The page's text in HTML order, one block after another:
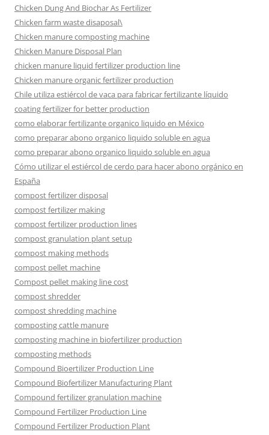
Chicken Dung And Biochar As Fertilizer
Chicken farm waste disaposal\
Chicken manure composting machine
Chicken Manure Disposal Plan
chicken manure liquid fertilizer production line
Chicken manure organic fertilizer production
Chile utiliza estiércol de vaca para fabricar fertilizante líquido
coating fertilizer for better production
como elaborar fertilizante organico liquido en México
como preparar abono organico liquido soluble en agua
como preparar abono organico liquido soluble en agua
Cómo utilizar el estiércol de cerdo para hacer abono orgánico en
España
compost fertilizer disposal
compost fertilizer making
compost fertilizer production lines
compost granulation plant setup
compost making methods
compost pellet machine
Compost pellet making line cost
compost shredder
compost shredding machine
composting cattle manure
composting machine in biofertilizer production
composting methods
Compound Bioertilizer Production Line
Compound Biofertilizer Manufacturing Plant
Compound fertilizer granulation machine
Compound Fertilizer Production Line
Compound Fertilizer Production Plant